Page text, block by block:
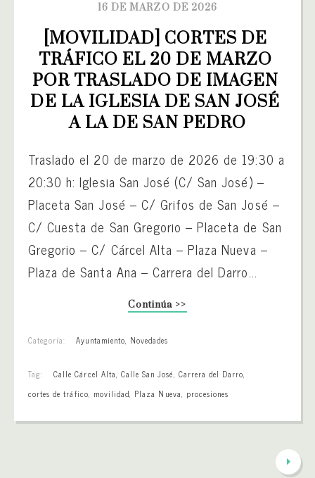
16 DE MARZO DE 2026
[MOVILIDAD] CORTES DE
TRÁFICO EL 20 DE MARZO
POR TRASLADO DE IMAGEN
DE LA IGLESIA DE SAN JOSÉ
A LA DE SAN PEDRO
Traslado el 20 de marzo de 2026 de 19:30 a
20:30 h: Iglesia San José (C/ San José) –
Placeta San José – C/ Grifos de San José –
C/ Cuesta de San Gregorio – Placeta de San
Gregorio – C/ Cárcel Alta – Plaza Nueva –
Plaza de Santa Ana – Carrera del Darro...
Continúa >>
Categoría: Ayuntamiento, Novedades
Tag: Calle Cárcel Alta, Calle San José, Carrera del Darro,
cortes de tráfico, movilidad, Plaza Nueva, procesiones